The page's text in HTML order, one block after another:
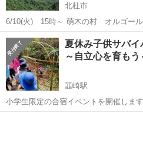
北杜市
6/10(火) 15時～ 萌木の村 オルゴール博物館ホール・オブ・ホール
ズにおきまして、 「仁支川 峰子さん
た清里って？」が開催されます。 予約不要で当日どなたでご参加でき
ます。 是非、皆様...
山梨 北杜市 その他 会場
夏休み子供サバイ
～自立心を育も
韮崎駅
小学生限定の合宿イベントを開催しま
素材を活用して遊ぶ二泊三日の合宿で